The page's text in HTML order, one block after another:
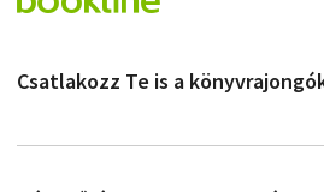
Csatlakozz Te is a